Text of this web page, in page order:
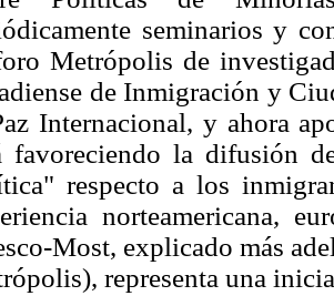
seminarios y
Metrópolis de
de Inmigración y
Internacional, y ahora
favoreciendo la difusión
respecto a los
norteamericana,
Most, explicado más
representa una